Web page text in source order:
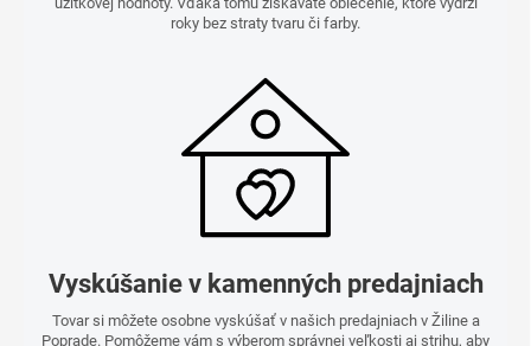
roky bez straty tvaru či farby.
Vyskúšanie v kamenných predajniach
Tovar si môžete osobne vyskúšať v našich predajniach v Žiline a
Poprade. Pomôžeme vám s výberom správnej veľkosti aj strihu, aby